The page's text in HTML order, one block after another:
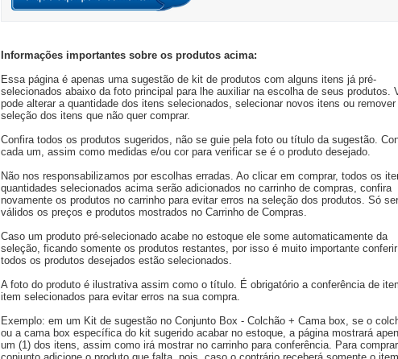
Informações importantes sobre os produtos acima:
Essa página é apenas uma sugestão de kit de produtos com alguns itens já pré-
selecionados abaixo da foto principal para lhe auxiliar na escolha de seus produtos.
pode alterar a quantidade dos itens selecionados, selecionar novos itens ou remover
seleção dos itens que não quer comprar.
Confira todos os produtos sugeridos, não se guie pela foto ou título da sugestão.
cada um, assim como medidas e/ou cor para verificar se é o produto desejado.
Não nos responsabilizamos por escolhas erradas. Ao clicar em comprar, todos os
quantidades selecionados acima serão adicionados no carrinho de compras, confira
novamente os produtos no carrinho para evitar erros na seleção dos produtos. Só
válidos os preços e produtos mostrados no Carrinho de Compras.
Caso um produto pré-selecionado acabe no estoque ele some automaticamente da
seleção, ficando somente os produtos restantes, por isso é muito importante
todos os produtos desejados estão selecionados.
A foto do produto é ilustrativa assim como o título. É obrigatório a conferência de
item selecionados para evitar erros na sua compra.
Exemplo: em um Kit de sugestão no Conjunto Box - Colchão + Cama box, se o
ou a cama box específica do kit sugerido acabar no estoque, a página mostrará
um (1) dos itens, assim como irá mostrar no carrinho para conferência. Para